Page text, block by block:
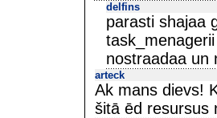
delfins
parasti shajaa
nostraadaa un
arteck
Ak mans dievs!
šitā ēd resursus